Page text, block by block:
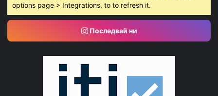
options page > Integrations, to to refresh it.
Последвай ни